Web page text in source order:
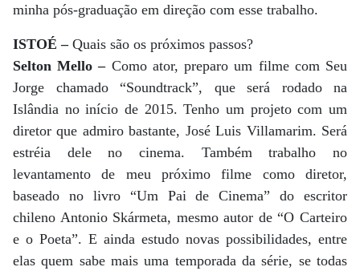
minha pós-graduação em direção com esse trabalho.
ISTOÉ – Quais são os próximos passos?
Selton Mello – Como ator, preparo um filme com Seu
Jorge chamado “Soundtrack”, que será rodado na
Islândia no início de 2015. Tenho um projeto com um
diretor que admiro bastante, José Luis Villamarim. Será
estréia dele no cinema. Também trabalho no
levantamento de meu próximo filme como diretor,
baseado no livro “Um Pai de Cinema” do escritor
chileno Antonio Skármeta, mesmo autor de “O Carteiro
e o Poeta”. E ainda estudo novas possibilidades, entre
elas quem sabe mais uma temporada da série, se todas